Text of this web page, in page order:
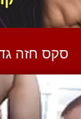
סקס חזה